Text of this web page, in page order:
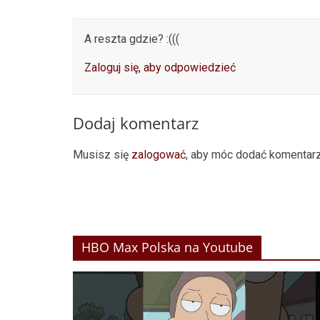
A reszta gdzie? :(((
Zaloguj się, aby odpowiedzieć
Dodaj komentarz
Musisz się zalogować, aby móc dodać
HBO Max Polska na Youtube